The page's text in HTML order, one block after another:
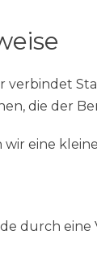
verbindet
die der
wir eine
durch eine